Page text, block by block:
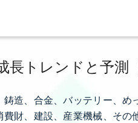
トレンドと予測
造、合金、バッテリー、め
財、建設、産業機械、その